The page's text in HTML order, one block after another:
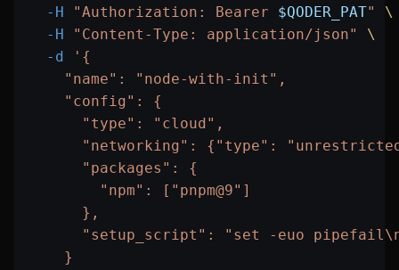
  -H
"Authorization: Bearer $QODER_PAT"
\
  -H
"Content-Type: application/json"
\
  -d
'{
    "name": "node-with-init",
    "config": {
      "type": "cloud",
"networking": {"type":
      "packages": {
        "npm": ["pnpm@9"]
      },
"setup_script": "set -euo
    }